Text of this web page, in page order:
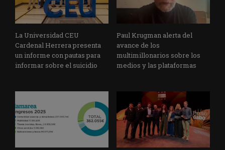
La Universidad CEU
Cardenal Herrera presenta
un informe con pautas para
informar sobre el suicidio
Paul Krugman alerta del
avance de los
multimillonarios sobre los
medios y las plataformas